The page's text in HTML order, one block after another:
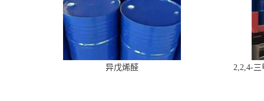
异戊烯醛 2,2,4-